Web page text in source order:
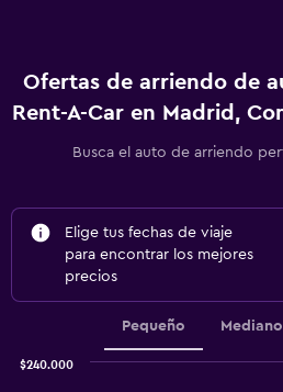
Ofertas de arriendo de
Rent-A-Car en Madrid,
Busca el auto de arriendo
Elige tus fechas de viaje
para encontrar los mejores
precios
Pequeño Mediano
$240.000